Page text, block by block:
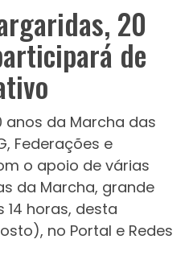
20
de
anos da Marcha das
Federações e
o apoio de várias
da Marcha, grande
horas, desta
no Portal e Redes